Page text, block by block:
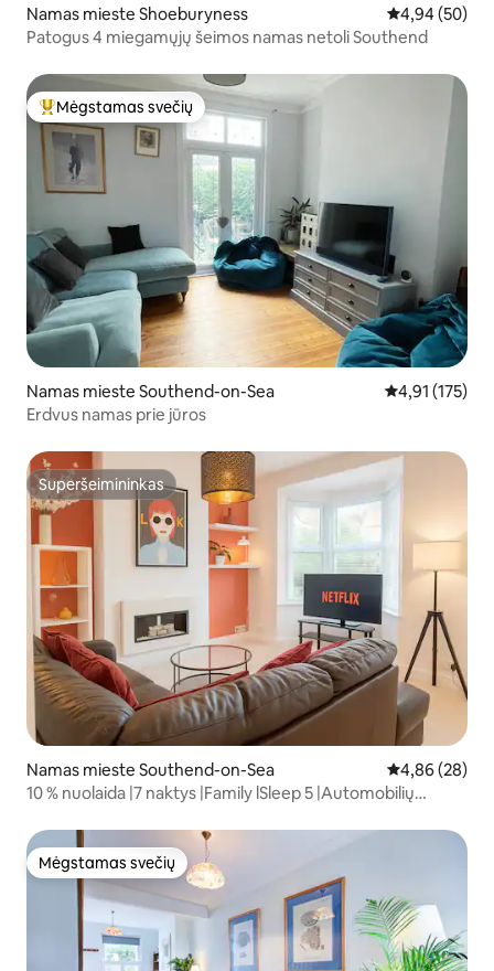
Namas mieste Shoeburyness Vidutinis
4,94 (50)
Patogus 4 miegamųjų šeimos namas netoli Southend
Svečių mėgstamiausias
Mėgstamas svečių
Namas mieste Southend-on-Sea Vidutinis
4,91 (175)
Erdvus namas prie jūros
Superšeimininkas
Superšeimininkas
Namas mieste Southend-on-Sea Vidutinis
4,86 (28)
10 % nuolaida |7 naktys |Family lSleep 5 |Automobilių
Mėgstamas svečių
Mėgstamas svečių